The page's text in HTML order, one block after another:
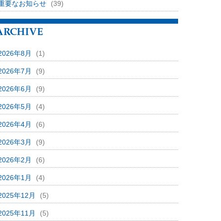
要なお知らせ (39)
年8月 (1)
年7月 (9)
年6月 (9)
年5月 (4)
年4月 (6)
年3月 (9)
年2月 (6)
年1月 (4)
年12月 (5)
年11月 (5)